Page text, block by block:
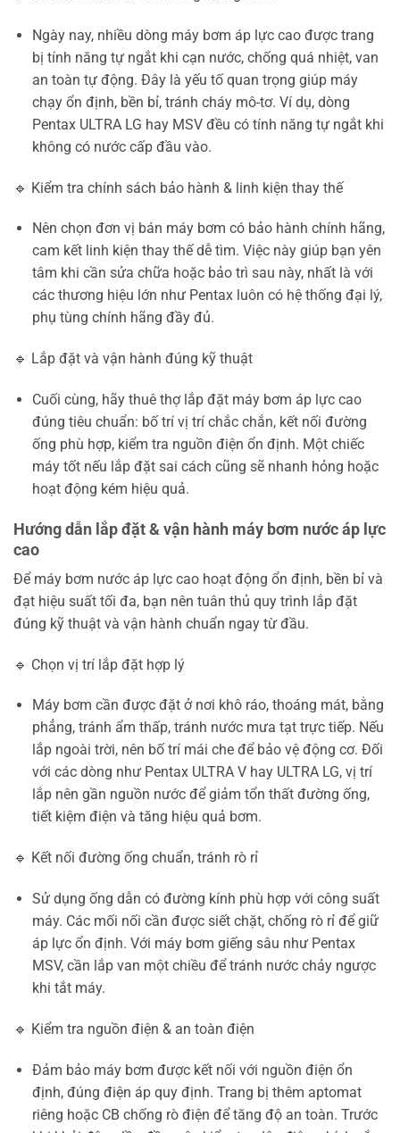
Ngày nay, nhiều dòng máy bơm áp lực cao được trang
bị tính năng tự ngắt khi cạn nước, chống quá nhiệt, van
an toàn tự động. Đây là yếu tố quan trọng giúp máy
chạy ổn định, bền bỉ, tránh cháy mô-tơ. Ví dụ, dòng
Pentax ULTRA LG hay MSV đều có tính năng tự ngắt khi
không có nước cấp đầu vào.
🔹 Kiểm tra chính sách bảo hành & linh kiện thay thế
Nên chọn đơn vị bán máy bơm có bảo hành chính hãng,
cam kết linh kiện thay thế dễ tìm. Việc này giúp bạn yên
tâm khi cần sửa chữa hoặc bảo trì sau này, nhất là với
các thương hiệu lớn như Pentax luôn có hệ thống đại lý,
phụ tùng chính hãng đầy đủ.
🔹 Lắp đặt và vận hành đúng kỹ thuật
Cuối cùng, hãy thuê thợ lắp đặt máy bơm áp lực cao
đúng tiêu chuẩn: bố trí vị trí chắc chắn, kết nối đường
ống phù hợp, kiểm tra nguồn điện ổn định. Một chiếc
máy tốt nếu lắp đặt sai cách cũng sẽ nhanh hỏng hoặc
hoạt động kém hiệu quả.
Hướng dẫn lắp đặt & vận hành máy bơm nước áp lực
cao
Để máy bơm nước áp lực cao hoạt động ổn định, bền bỉ và
đạt hiệu suất tối đa, bạn nên tuân thủ quy trình lắp đặt
đúng kỹ thuật và vận hành chuẩn ngay từ đầu.
🔹 Chọn vị trí lắp đặt hợp lý
Máy bơm cần được đặt ở nơi khô ráo, thoáng mát, bằng
phẳng, tránh ẩm thấp, tránh nước mưa tạt trực tiếp. Nếu
lắp ngoài trời, nên bố trí mái che để bảo vệ động cơ. Đối
với các dòng như Pentax ULTRA V hay ULTRA LG, vị trí
lắp nên gần nguồn nước để giảm tổn thất đường ống,
tiết kiệm điện và tăng hiệu quả bơm.
🔹 Kết nối đường ống chuẩn, tránh rò rỉ
Sử dụng ống dẫn có đường kính phù hợp với công suất
máy. Các mối nối cần được siết chặt, chống rò rỉ để giữ
áp lực ổn định. Với máy bơm giếng sâu như Pentax
MSV, cần lắp van một chiều để tránh nước chảy ngược
khi tắt máy.
🔹 Kiểm tra nguồn điện & an toàn điện
Đảm bảo máy bơm được kết nối với nguồn điện ổn
định, đúng điện áp quy định. Trang bị thêm aptomat
riêng hoặc CB chống rò điện để tăng độ an toàn. Trước